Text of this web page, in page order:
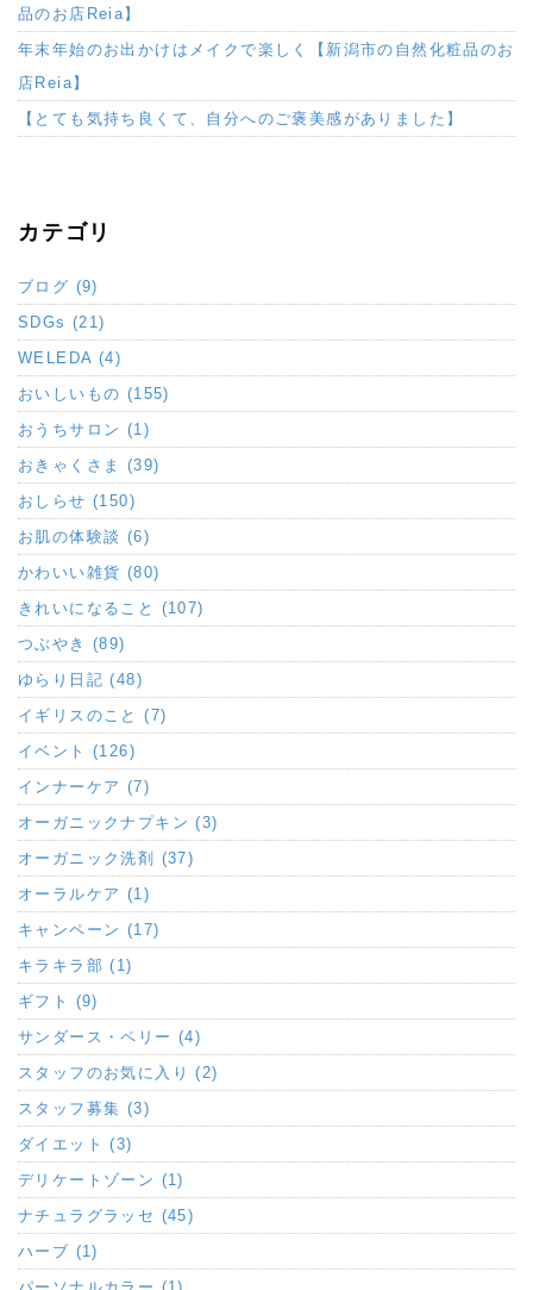
品のお店Reia】
年末年始のお出かけはメイクで楽しく【新潟市の自然化粧品のお
店Reia】
【とても気持ち良くて、自分へのご褒美感がありました】
カテゴリ
ブログ (9)
SDGs (21)
WELEDA (4)
おいしいもの (155)
おうちサロン (1)
おきゃくさま (39)
おしらせ (150)
お肌の体験談 (6)
かわいい雑貨 (80)
きれいになること (107)
つぶやき (89)
ゆらり日記 (48)
イギリスのこと (7)
イベント (126)
インナーケア (7)
オーガニックナプキン (3)
オーガニック洗剤 (37)
オーラルケア (1)
キャンペーン (17)
キラキラ部 (1)
ギフト (9)
サンダース・ペリー (4)
スタッフのお気に入り (2)
スタッフ募集 (3)
ダイエット (3)
デリケートゾーン (1)
ナチュラグラッセ (45)
ハーブ (1)